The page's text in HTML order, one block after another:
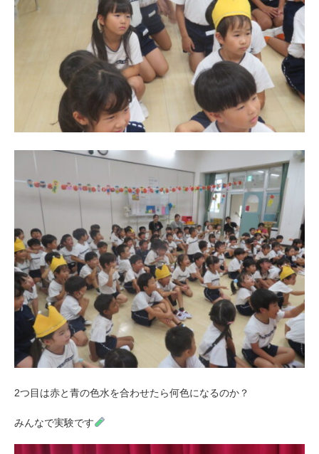
2つ目は赤と青の色水を合わせたら何色になるのか？
みんなで実験です